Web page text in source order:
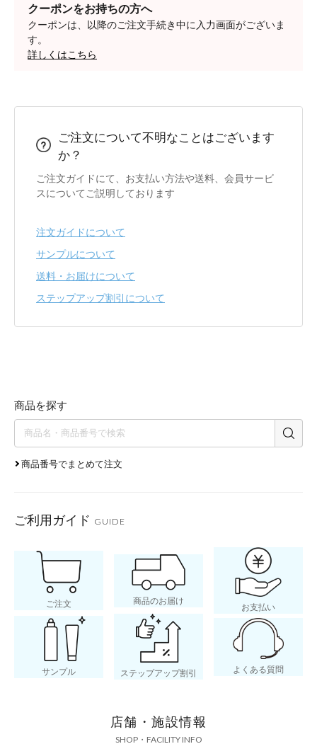
クーポンをお持ちの方へ
クーポンは、以降のご注文手続き中に入力画面がございま
す。
詳しくはこちら
ご注文について不明なことはございます
か？
ご注文ガイドにて、お支払い方法や送料、会員サービ
スについてご説明しております
注文ガイドについて
サンプルについて
送料・お届けについて
ステップアップ割引について
商品を探す
商品番号でまとめて注文
ご利用ガイド GUIDE
ご注文 商品のお届け
お支払い
サンプル ステップアップ割引 よくある質問
店舗・施設情報
SHOP・FACILITY INFO